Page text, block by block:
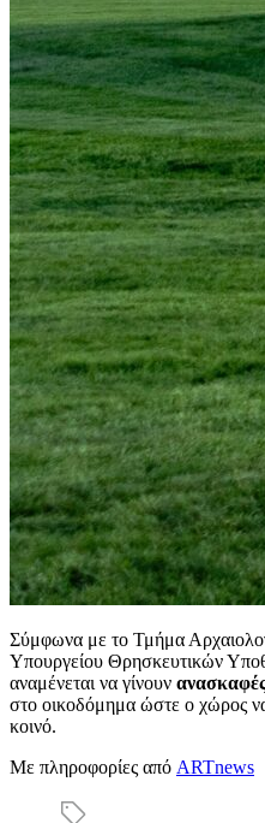
Σύμφωνα με το Τμήμα
Υπουργείου Θρησκευτικών
αναμένεται να γίνουν ανασκαφές
στο οικοδόμημα ώστε ο χώρος
κοινό.
Με πληροφορίες από ARTnews